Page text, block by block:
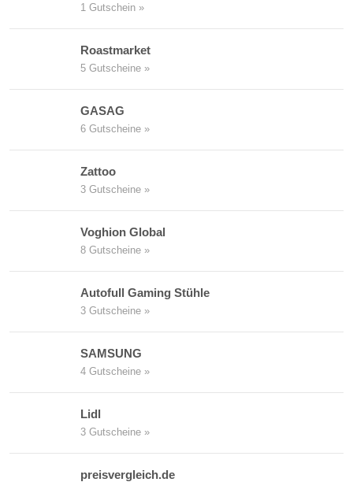
1 Gutschein »
Roastmarket
5 Gutscheine »
GASAG
6 Gutscheine »
Zattoo
3 Gutscheine »
Voghion Global
8 Gutscheine »
Autofull Gaming Stühle
3 Gutscheine »
SAMSUNG
4 Gutscheine »
Lidl
3 Gutscheine »
preisvergleich.de